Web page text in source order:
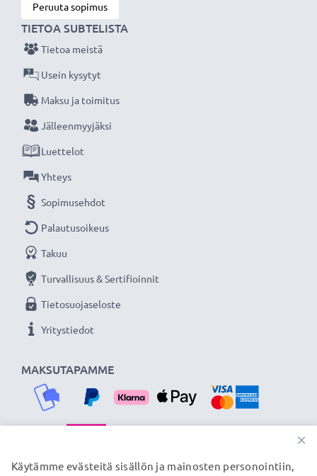
Väri: Musta
CELLONIC vaihtoakku antaa tehokkaasti ja turvallisesti
virtaa edulliseen hintaan.
Olemme vuonna 2004 perustettu kansainvälinen
verkkokauppa, joka tarjoaa laadukkaita tuotteita, ja
siksi tarjoamme 36 kuukauden takuun!
Peruuta sopimus
MAKSUTAPAMME
TIETOA SUBTELISTA
Tietoa meistä
Usein kysytyt
Maksu ja toimitus
Jälleenmyyjäksi
Luettelot
Yhteys
Sopimusehdot
Palautusoikeus
Takuu
Turvallisuus & Sertifioinnit
Tietosuojaseloste
Yritystiedot
TOIMITUSKUMPPANIMME
×
Käytämme evästeitä sisällön ja mainosten personointiin,